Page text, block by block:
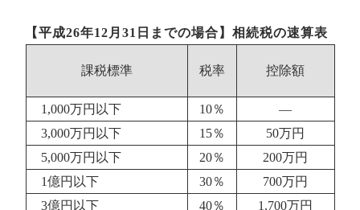
【平成26年12月31日までの場合】相続税の速算表
課税標準 税率 控除額
1,000万円以下 10％
―
3,000万円以下
15％
50万円
5,000万円以下
20％
200万円
1億円以下
30％
700万円
3億円以下
40％
1,700万円